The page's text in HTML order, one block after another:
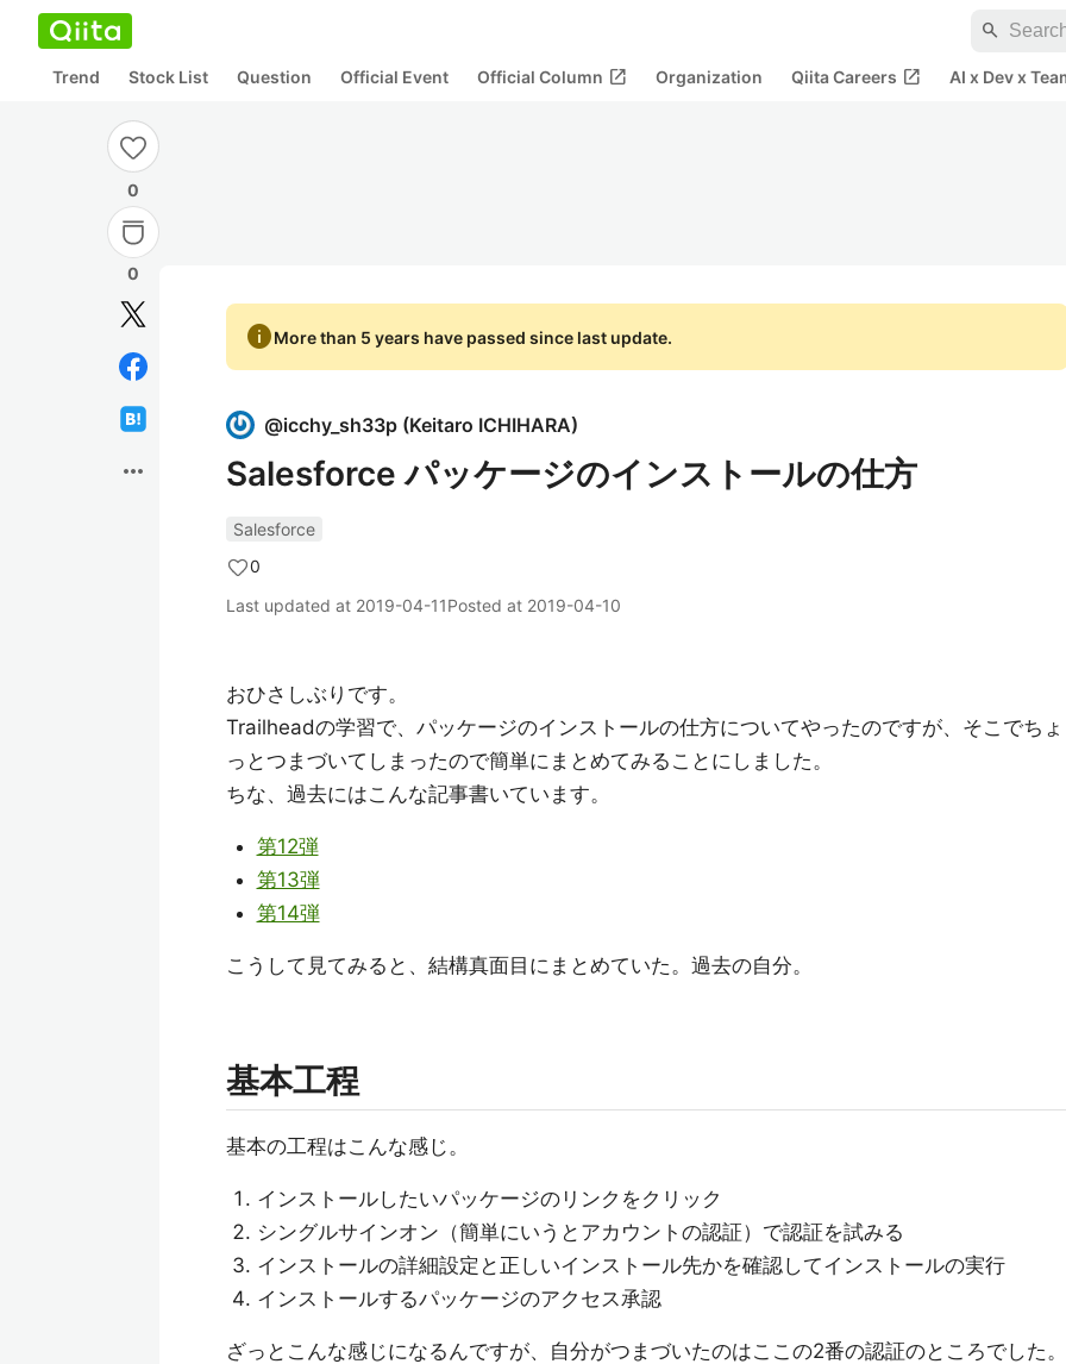
search
Trend Stock List Question Official Event Official Column open_in_new Organization Qiita Careers open_in_new AI x Dev x
0
0
more_horiz
infoMore than 5 years have passed since last update.
@icchy_sh33p (Keitaro ICHIHARA)
Salesforce パッケージのインストールの仕方
Salesforce
0
Last updated at 2019-04-11Posted at 2019-04-10
おひさしぶりです。
Trailheadの学習で、パッケージのインストールの仕方についてやったのですが、そこでちょ
っとつまづいてしまったので簡単にまとめてみることにしました。
ちな、過去にはこんな記事書いています。
第12弾
第13弾
第14弾
こうして見てみると、結構真面目にまとめていた。過去の自分。
基本工程
基本の工程はこんな感じ。
インストールしたいパッケージのリンクをクリック
シングルサインオン（簡単にいうとアカウントの認証）で認証を試みる
インストールの詳細設定と正しいインストール先かを確認してインストールの実行
インストールするパッケージのアクセス承認
ざっとこんな感じになるんですが、自分がつまづいたのはここの2番の認証のところでした。